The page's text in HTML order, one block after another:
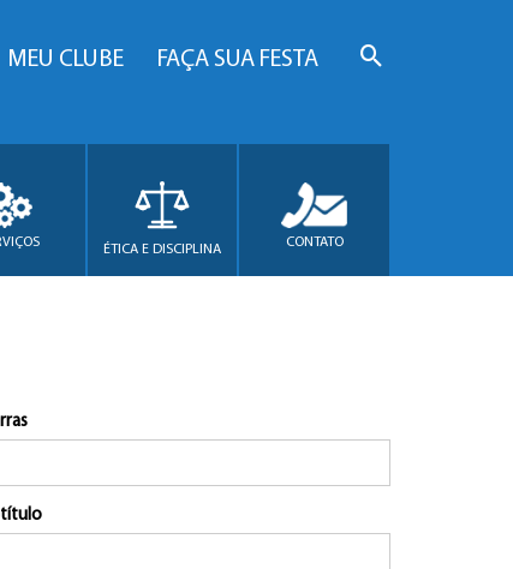
MEU CLUBE FAÇA SUA FESTA
ÉTICA E DISCIPLINA CONTATO